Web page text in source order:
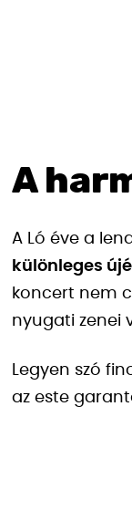
A
A Ló éve a
különleges
koncert nem
nyugati zenei
Legyen szó
az este